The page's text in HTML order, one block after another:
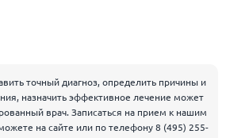
точный диагноз, определить причины и
назначить эффективное лечение может
врач. Записаться на прием к нашим
на сайте или по телефону8 (495) 255-